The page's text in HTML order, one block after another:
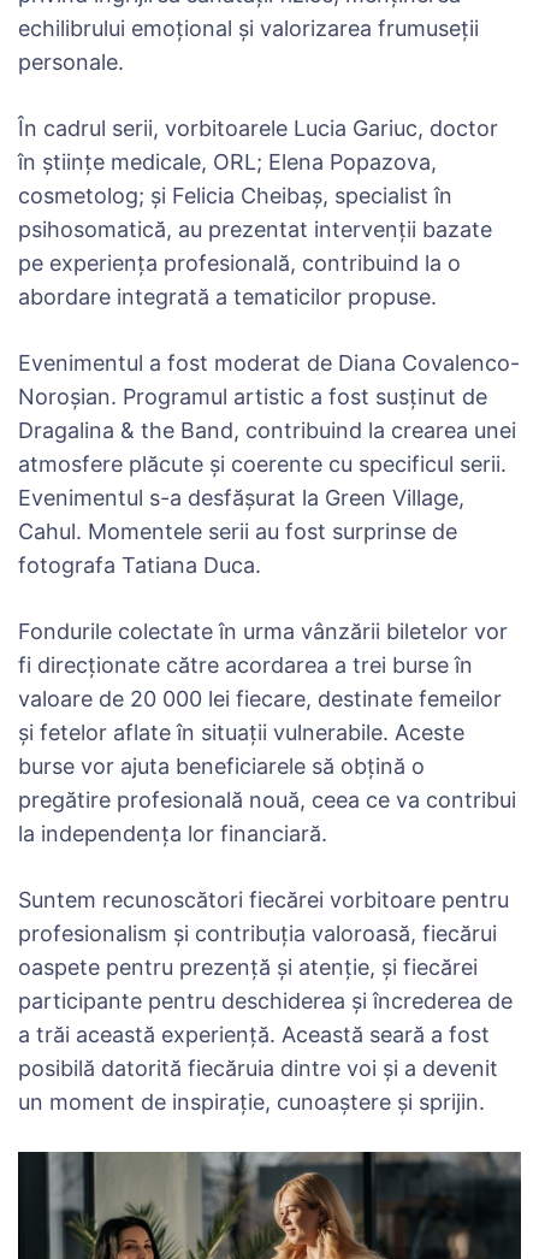
echilibrului emoțional și valorizarea frumuseții
personale.
În cadrul serii, vorbitoarele Lucia Gariuc, doctor
în științe medicale, ORL; Elena Popazova,
cosmetolog; și Felicia Cheibaș, specialist în
psihosomatică, au prezentat intervenții bazate
pe experiența profesională, contribuind la o
abordare integrată a tematicilor propuse.
Evenimentul a fost moderat de Diana Covalenco-
Noroșian. Programul artistic a fost susținut de
Dragalina & the Band, contribuind la crearea unei
atmosfere plăcute și coerente cu specificul serii.
Evenimentul s-a desfășurat la Green Village,
Cahul. Momentele serii au fost surprinse de
fotografa Tatiana Duca.
Fondurile colectate în urma vânzării biletelor vor
fi direcționate către acordarea a trei burse în
valoare de 20 000 lei fiecare, destinate femeilor
și fetelor aflate în situații vulnerabile. Aceste
burse vor ajuta beneficiarele să obțină o
pregătire profesională nouă, ceea ce va contribui
la independența lor financiară.
Suntem recunoscători fiecărei vorbitoare pentru
profesionalism și contribuția valoroasă, fiecărui
oaspete pentru prezență și atenție, și fiecărei
participante pentru deschiderea și încrederea de
a trăi această experiență. Această seară a fost
posibilă datorită fiecăruia dintre voi și a devenit
un moment de inspirație, cunoaștere și sprijin.